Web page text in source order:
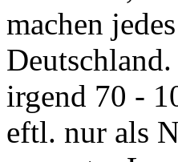
machen
irgend 70 -
eftl. nur als